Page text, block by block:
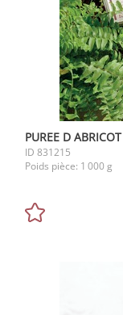
PUREE D
ID 831215
Poids pièce: 1 000 g